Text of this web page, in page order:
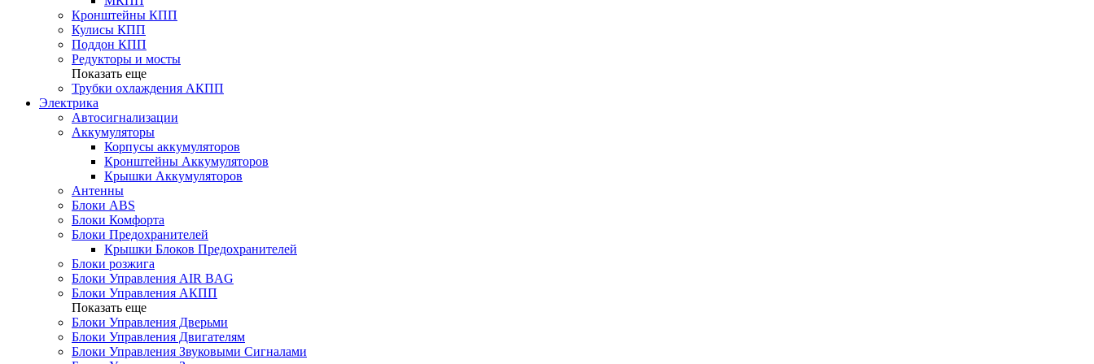
Кронштейны КПП
Кулисы КПП
Поддон КПП
Редукторы и мосты
Показать еще
Трубки охлаждения АКПП
Электрика
Автосигнализации
Аккумуляторы
Корпусы аккумуляторов
Кронштейны Аккумуляторов
Крышки Аккумуляторов
Антенны
Блоки ABS
Блоки Комфорта
Блоки Предохранителей
Крышки Блоков Предохранителей
Блоки розжига
Блоки Управления AIR BAG
Блоки Управления АКПП
Показать еще
Блоки Управления Дверьми
Блоки Управления Двигателям
Блоки Управления Звуковыми Сигналами